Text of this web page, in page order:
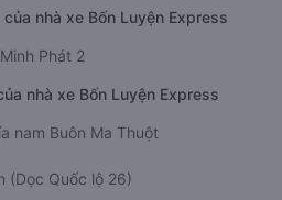
nhà xe Bốn Luyện Express
Phát 2
nhà xe Bốn Luyện Express
nam Buôn Ma Thuột
(Dọc Quốc lộ 26)